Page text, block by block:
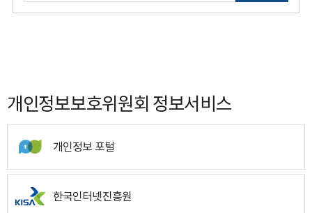
개인정보보호위원회 정보서비스
개인정보 포털
한국인터넷진흥원